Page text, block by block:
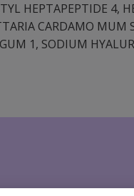
HEPTAPEPTIDE 4,
CARDAMO MUM
1, SODIUM